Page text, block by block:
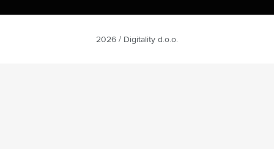
2026 / Digitality d.o.o.